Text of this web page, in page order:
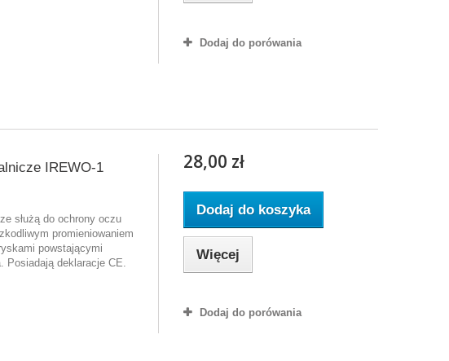
Dodaj do porówania
IREWO-1
służą do ochrony oczu
promieniowaniem
powstającymi
Posiadają deklaracje CE.
28,00 zł
Dodaj do koszyka
Więcej
Dodaj do porówania